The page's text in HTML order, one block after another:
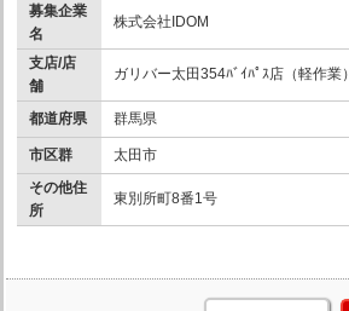
募集企業
名
株式会社IDOM
支店/店
舗
ガリバー太田354ﾊﾞｲﾊﾟｽ店（軽作業）
都道府県 群馬県
市区群
太田市
その他住
所
東別所町8番1号